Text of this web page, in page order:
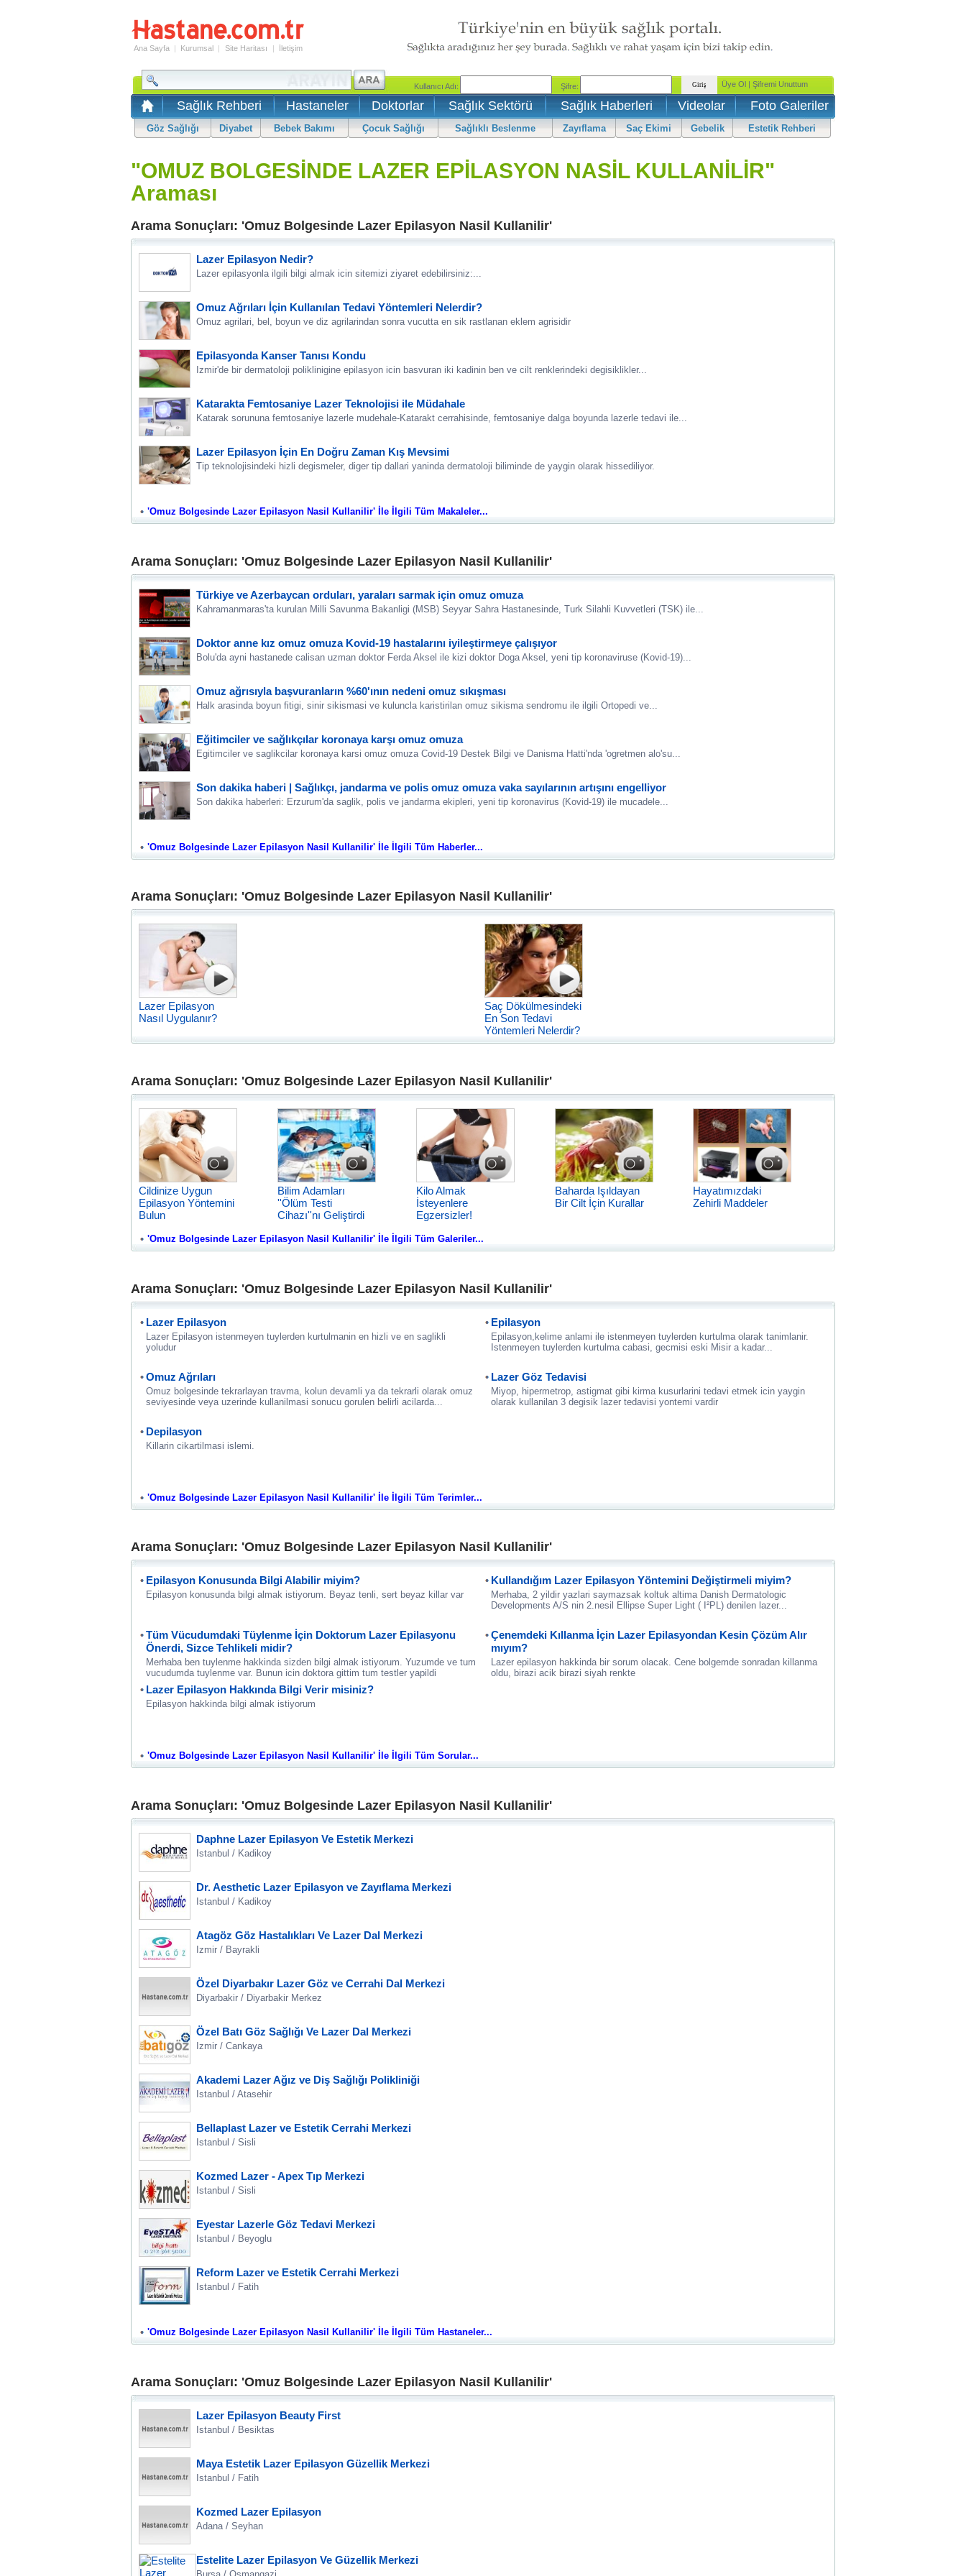
Ana Sayfa | Kurumsal | Site Haritası | İletişim
Sağlık Rehberi Hastaneler Doktorlar Sağlık Sektörü Sağlık Haberleri Videolar Foto Galeriler
Göz Sağlığı Diyabet Bebek Bakımı Çocuk Sağlığı Sağlıklı Beslenme Zayıflama Saç Ekimi Gebelik Estetik Rehberi
"OMUZ BOLGESİNDE LAZER EPİLASYON NASİL KULLANİLİR"
Araması
Arama Sonuçları: 'Omuz Bolgesinde Lazer Epilasyon Nasil Kullanilir'
Lazer Epilasyon Nedir?
Lazer epilasyonla ilgili bilgi almak icin sitemizi ziyaret edebilirsiniz:...
Omuz Ağrıları İçin Kullanılan Tedavi Yöntemleri Nelerdir?
Omuz agrilari, bel, boyun ve diz agrilarindan sonra vucutta en sik rastlanan eklem agrisidir
Epilasyonda Kanser Tanısı Kondu
Izmir'de bir dermatoloji poliklinigine epilasyon icin basvuran iki kadinin ben ve cilt renklerindeki degisiklikler...
Katarakta Femtosaniye Lazer Teknolojisi ile Müdahale
Katarak sorununa femtosaniye lazerle mudehale-Katarakt cerrahisinde, femtosaniye dalga boyunda lazerle tedavi ile...
Lazer Epilasyon İçin En Doğru Zaman Kış Mevsimi
Tip teknolojisindeki hizli degismeler, diger tip dallari yaninda dermatoloji biliminde de yaygin olarak hissediliyor.
'Omuz Bolgesinde Lazer Epilasyon Nasil Kullanilir' İle İlgili Tüm Makaleler...
Arama Sonuçları: 'Omuz Bolgesinde Lazer Epilasyon Nasil Kullanilir'
Türkiye ve Azerbaycan orduları, yaraları sarmak için omuz omuza
Kahramanmaras'ta kurulan Milli Savunma Bakanligi (MSB) Seyyar Sahra Hastanesinde, Turk Silahli Kuvvetleri (TSK) ile...
Doktor anne kız omuz omuza Kovid-19 hastalarını iyileştirmeye çalışıyor
Bolu'da ayni hastanede calisan uzman doktor Ferda Aksel ile kizi doktor Doga Aksel, yeni tip koronaviruse (Kovid-19)...
Omuz ağrısıyla başvuranların %60'ının nedeni omuz sıkışması
Halk arasinda boyun fitigi, sinir sikismasi ve kuluncla karistirilan omuz sikisma sendromu ile ilgili Ortopedi ve...
Eğitimciler ve sağlıkçılar koronaya karşı omuz omuza
Egitimciler ve saglikcilar koronaya karsi omuz omuza Covid-19 Destek Bilgi ve Danisma Hatti'nda 'ogretmen alo'su...
Son dakika haberi | Sağlıkçı, jandarma ve polis omuz omuza vaka sayılarının artışını engelliyor
Son dakika haberleri: Erzurum'da saglik, polis ve jandarma ekipleri, yeni tip koronavirus (Kovid-19) ile mucadele...
'Omuz Bolgesinde Lazer Epilasyon Nasil Kullanilir' İle İlgili Tüm Haberler...
Arama Sonuçları: 'Omuz Bolgesinde Lazer Epilasyon Nasil Kullanilir'
Lazer Epilasyon
Nasıl Uygulanır?
Saç Dökülmesindeki
En Son Tedavi
Yöntemleri Nelerdir?
Arama Sonuçları: 'Omuz Bolgesinde Lazer Epilasyon Nasil Kullanilir'
Cildinize Uygun
Epilasyon Yöntemini
Bulun
Bilim Adamları
''Ölüm Testi
Cihazı''nı Geliştirdi
Kilo Almak
İsteyenlere
Egzersizler!
Baharda Işıldayan
Bir Cilt İçin Kurallar
Hayatımızdaki
Zehirli Maddeler
'Omuz Bolgesinde Lazer Epilasyon Nasil Kullanilir' İle İlgili Tüm Galeriler...
Arama Sonuçları: 'Omuz Bolgesinde Lazer Epilasyon Nasil Kullanilir'
Lazer Epilasyon
Lazer Epilasyon istenmeyen tuylerden kurtulmanin en hizli ve en saglikli
yoludur
Epilasyon
Epilasyon,kelime anlami ile istenmeyen tuylerden kurtulma olarak tanimlanir.
Istenmeyen tuylerden kurtulma cabasi, gecmisi eski Misir a kadar...
Omuz Ağrıları
Omuz bolgesinde tekrarlayan travma, kolun devamli ya da tekrarli olarak omuz
seviyesinde veya uzerinde kullanilmasi sonucu gorulen belirli acilarda...
Lazer Göz Tedavisi
Miyop, hipermetrop, astigmat gibi kirma kusurlarini tedavi etmek icin yaygin
olarak kullanilan 3 degisik lazer tedavisi yontemi vardir
Depilasyon
Killarin cikartilmasi islemi.
'Omuz Bolgesinde Lazer Epilasyon Nasil Kullanilir' İle İlgili Tüm Terimler...
Arama Sonuçları: 'Omuz Bolgesinde Lazer Epilasyon Nasil Kullanilir'
Epilasyon Konusunda Bilgi Alabilir miyim?
Epilasyon konusunda bilgi almak istiyorum. Beyaz tenli, sert beyaz killar var
Kullandığım Lazer Epilasyon Yöntemini Değiştirmeli miyim?
Merhaba, 2 yildir yazlari saymazsak koltuk altima Danish Dermatologic
Developments A/S nin 2.nesil Ellipse Super Light ( I²PL) denilen lazer...
Tüm Vücudumdaki Tüylenme İçin Doktorum Lazer Epilasyonu
Önerdi, Sizce Tehlikeli midir?
Merhaba ben tuylenme hakkinda sizden bilgi almak istiyorum. Yuzumde ve tum
vucudumda tuylenme var. Bunun icin doktora gittim tum testler yapildi
Çenemdeki Kıllanma İçin Lazer Epilasyondan Kesin Çözüm Alır
mıyım?
Lazer epilasyon hakkinda bir sorum olacak. Cene bolgemde sonradan killanma
oldu, birazi acik birazi siyah renkte
Lazer Epilasyon Hakkında Bilgi Verir misiniz?
Epilasyon hakkinda bilgi almak istiyorum
'Omuz Bolgesinde Lazer Epilasyon Nasil Kullanilir' İle İlgili Tüm Sorular...
Arama Sonuçları: 'Omuz Bolgesinde Lazer Epilasyon Nasil Kullanilir'
Daphne Lazer Epilasyon Ve Estetik Merkezi
Istanbul / Kadikoy
Dr. Aesthetic Lazer Epilasyon ve Zayıflama Merkezi
Istanbul / Kadikoy
Atagöz Göz Hastalıkları Ve Lazer Dal Merkezi
Izmir / Bayrakli
Özel Diyarbakır Lazer Göz ve Cerrahi Dal Merkezi
Diyarbakir / Diyarbakir Merkez
Özel Batı Göz Sağlığı Ve Lazer Dal Merkezi
Izmir / Cankaya
Akademi Lazer Ağız ve Diş Sağlığı Polikliniği
Istanbul / Atasehir
Bellaplast Lazer ve Estetik Cerrahi Merkezi
Istanbul / Sisli
Kozmed Lazer - Apex Tıp Merkezi
Istanbul / Sisli
Eyestar Lazerle Göz Tedavi Merkezi
Istanbul / Beyoglu
Reform Lazer ve Estetik Cerrahi Merkezi
Istanbul / Fatih
'Omuz Bolgesinde Lazer Epilasyon Nasil Kullanilir' İle İlgili Tüm Hastaneler...
Arama Sonuçları: 'Omuz Bolgesinde Lazer Epilasyon Nasil Kullanilir'
Lazer Epilasyon Beauty First
Istanbul / Besiktas
Maya Estetik Lazer Epilasyon Güzellik Merkezi
Istanbul / Fatih
Kozmed Lazer Epilasyon
Adana / Seyhan
Estelite Lazer Epilasyon Ve Güzellik Merkezi